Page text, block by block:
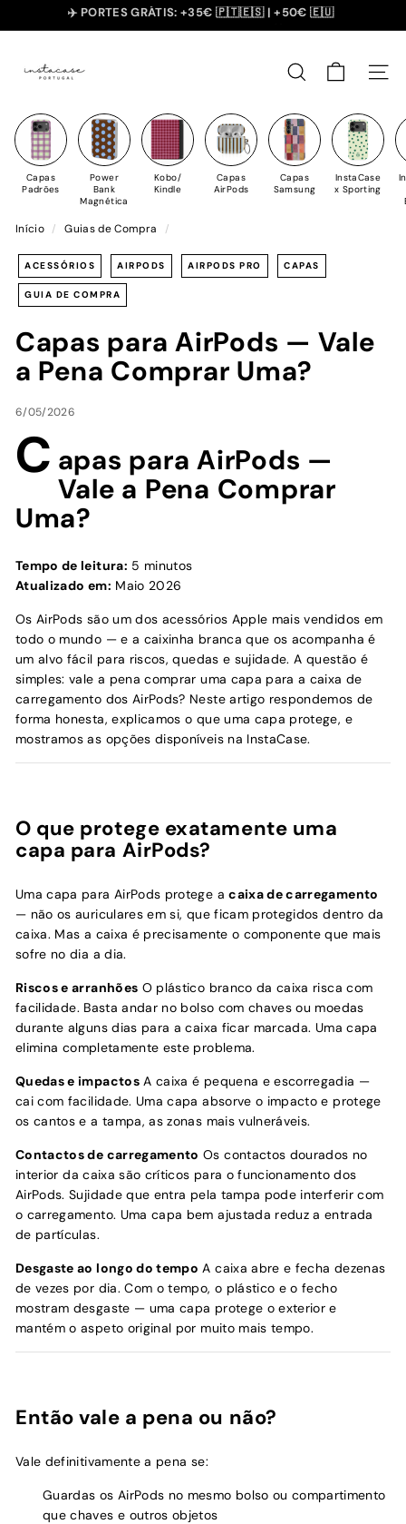
para
Conteúdo
slideshow
SUMMER SALE - 20% OFF 🎁
n
t
a
C
a
e
PESQUISAR
Capas
Padrões
Power
Bank
Magnética
Kobo/
Kindle
Capas
AirPods
Capas
Samsung
InstaCase
x Sporting
Início / Guias de Compra /
ACESSÓRIOS AIRPODS AIRPODS PRO CAPAS
GUIA DE COMPRA
Capas para AirPods — Vale
a Pena Comprar Uma?
6/05/2026
C apas para AirPods —
Vale a Pena Comprar
Uma?
Tempo de leitura: 5 minutos
Atualizado em: Maio 2026
Os AirPods são um dos acessórios Apple mais vendidos em
todo o mundo — e a caixinha branca que os acompanha é
um alvo fácil para riscos, quedas e sujidade. A questão é
simples: vale a pena comprar uma capa para a caixa de
carregamento dos AirPods? Neste artigo respondemos de
forma honesta, explicamos o que uma capa protege, e
mostramos as opções disponíveis na InstaCase.
O que protege exatamente uma
capa para AirPods?
Uma capa para AirPods protege acaixa de carregamento
— não os auriculares em si, que ficam protegidos dentro da
caixa. Mas a caixa é precisamente o componente que mais
sofre no dia a dia.
Riscos e arranhões O plástico branco da caixa risca com
facilidade. Basta andar no bolso com chaves ou moedas
durante alguns dias para a caixa ficar marcada. Uma capa
elimina completamente este problema.
Quedas e impactosA caixa é pequena e escorregadia —
cai com facilidade. Uma capa absorve o impacto e protege
os cantos e a tampa, as zonas mais vulneráveis.
Contactos de carregamento Os contactos dourados no
interior da caixa são críticos para o funcionamento dos
AirPods. Sujidade que entra pela tampa pode interferir com
o carregamento. Uma capa bem ajustada reduz a entrada
de partículas.
Desgaste ao longo do tempo A caixa abre e fecha dezenas
de vezes por dia. Com o tempo, o plástico e o fecho
mostram desgaste — uma capa protege o exterior e
mantém o aspeto original por muito mais tempo.
Então vale a pena ou não?
Vale definitivamente a pena se:
Guardas os AirPods no mesmo bolso ou compartimento
que chaves e outros objetos